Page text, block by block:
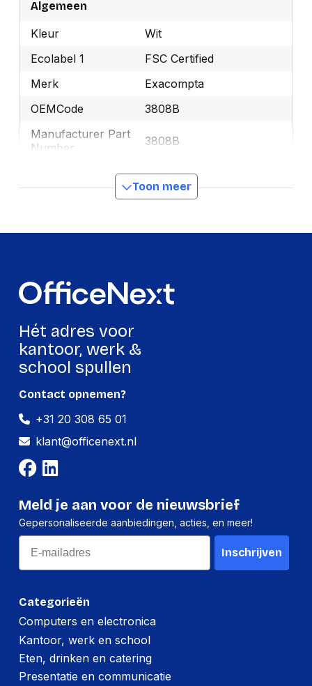
Algemeen
Kleur
Wit
Ecolabel 1
FSC Certified
Merk
Exacompta
OEMCode
3808B
Manufacturer Part
Number
3808B
Ja
3370440038084
Breedte
55 mm
Gewicht
Per stuk
Hoeveelheid:
Breedte:
Hoogte:
25 millimeter
Lengte:
75 millimeter
Gewicht:
Hoeveelheid:
48 stuks
Breedte:
160 millimeter
Hoogte:
160 millimeter
Toon meer
Hét adres voor
kantoor, werk &
school spullen
Categorieën
Computers en electronica
Kantoor, werk en school
Eten, drinken en catering
Presentatie en communicatie
Contact opnemen?
+31 20 308 65 01
klant@officenext.nl
Meld je aan voor de nieuwsbrief
Gepersonaliseerde aanbiedingen, acties, en meer!
Email
Inschrijven